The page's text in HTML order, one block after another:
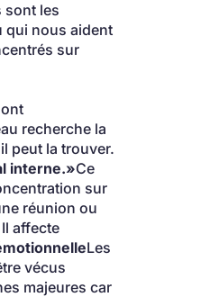
sont les
qui nous aident
sur
recherche la
peut la trouver.
interne.»Ce
sur
réunion ou
affecte
Les
vécus
majeures car